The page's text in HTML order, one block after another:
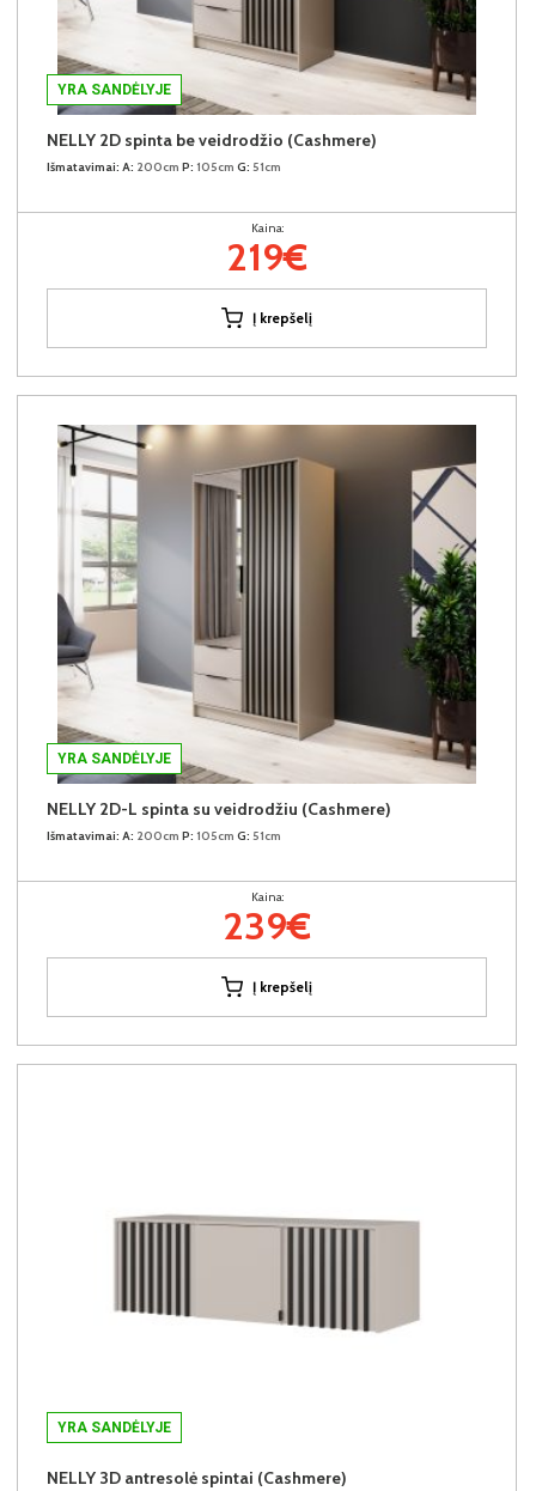
YRA SANDĖLYJE
NELLY 2D spinta be veidrodžio (Cashmere)
Išmatavimai: A: 200cm P: 105cm G: 51cm
Kaina:
219€
Į krepšelį
YRA SANDĖLYJE
NELLY 2D-L spinta su veidrodžiu (Cashmere)
Išmatavimai: A: 200cm P: 105cm G: 51cm
Kaina:
239€
Į krepšelį
YRA SANDĖLYJE
NELLY 3D antresolė spintai (Cashmere)